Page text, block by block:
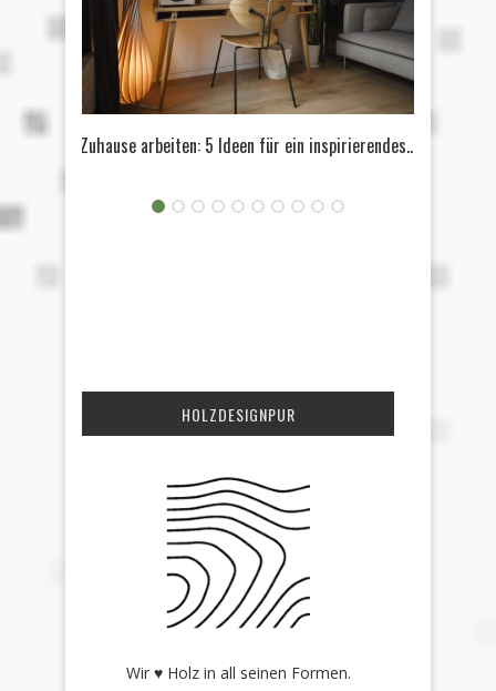
Zuhause arbeiten: 5 Ideen für ein inspirierendes...
HOLZDESIGNPUR
Wir ♥ Holz in all seinen Formen.